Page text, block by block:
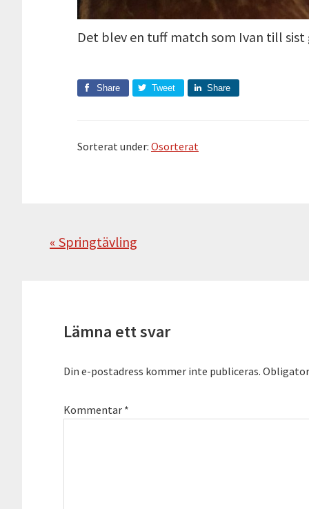
Det blev en tuff match som Ivan till sist
Share Tweet Share
Sorterat under: Osorterat
Föregående
« Springtävling
Lämna ett svar
Din e-postadress kommer inte publiceras.
Kommentar *